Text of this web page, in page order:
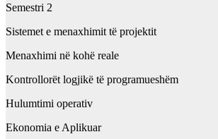
Semestri 2
Sistemet e menaxhimit të projektit
Menaxhimi në kohë reale
Kontrollorët logjikë të programueshëm
Hulumtimi operativ
Ekonomia e Aplikuar